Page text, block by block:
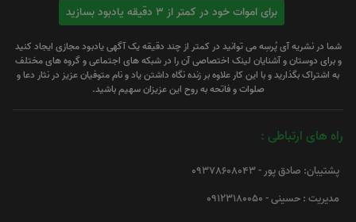
برای اموات خود در کمتر از 3 دقیقه یادبود بسازید
شما در نشریه آی پُرسِه می توانید در کمتر از چند دقیقه یک آگهی یادبود مجازی ایجاد کنید
و برای دوستان و آشنایان لینک اختصاصی آن را در شبکه های اجتماعی و گروه های مختلف
به اشتراک بگذارید و با این کار علاوه بر زنده نگاه داشتن یاد و نام متوفیان عزیز در نثار دعا و
صلوات و فاتحه به روح این عزیزان سهیم باشید.
راه های ارتباطی :
پشتیبان: صادق پور - 09378608043
مدیریت : حسینی - 09123180050